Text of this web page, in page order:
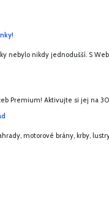
nebylo nikdy jednodušší. S
Premium! Aktivujte si jej na 30
motorové brány, krby,